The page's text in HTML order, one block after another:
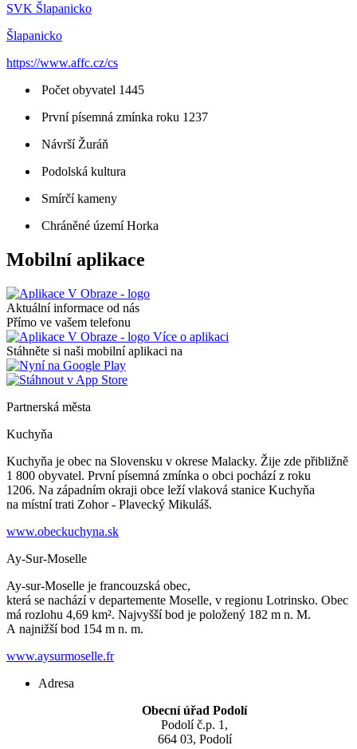
SVK Šlapanicko
Šlapanicko
https://www.affc.cz/cs
Počet obyvatel 1445
První písemná zmínka roku 1237
Návrší Žuráň
Podolská kultura
Smírčí kameny
Chráněné území Horka
Mobilní aplikace
Aktuální informace od nás
Přímo ve vašem telefonu
Více o aplikaci
Stáhněte si naši mobilní aplikaci na
Partnerská města
Kuchyňa
Kuchyňa je obec na Slovensku v okrese Malacky. Žije zde přibližně
1 800 obyvatel. První písemná zmínka o obci pochází z roku
1206. Na západním okraji obce leží vlaková stanice Kuchyňa
na místní trati Zohor - Plavecký Mikuláš.
www.obeckuchyna.sk
Ay-Sur-Moselle
Ay-sur-Moselle je francouzská obec,
která se nachází v departemente Moselle, v regionu Lotrinsko. Obec
má rozlohu 4,69 km². Najvyšší bod je položený 182 m n. M.
A najnižší bod 154 m n. m.
www.aysurmoselle.fr
Adresa
Obecní úřad Podolí
Podolí č.p. 1,
664 03, Podolí